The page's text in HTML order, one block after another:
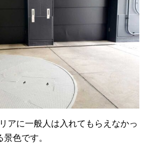
アに一般人は入れてもらえなかっ
色です。